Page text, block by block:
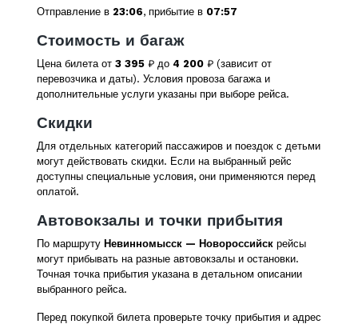
Отправление в 23:06, прибытие в 07:57
Стоимость и багаж
Цена билета от 3 395 ₽ до 4 200 ₽ (зависит от
перевозчика и даты). Условия провоза багажа и
дополнительные услуги указаны при выборе рейса.
Скидки
Для отдельных категорий пассажиров и поездок с детьми
могут действовать скидки. Если на выбранный рейс
доступны специальные условия, они применяются перед
оплатой.
Автовокзалы и точки прибытия
По маршруту Невинномысск — Новороссийск рейсы
могут прибывать на разные автовокзалы и остановки.
Точная точка прибытия указана в детальном описании
выбранного рейса.
Перед покупкой билета проверьте точку прибытия и адрес